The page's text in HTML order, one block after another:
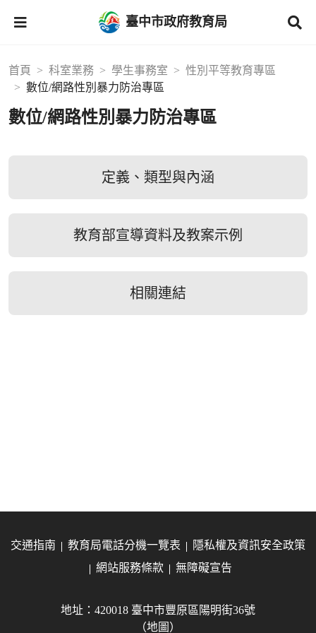
臺中市政府教育局
首頁 科室業務 學生事務室
性別平等教育專區
數位/網路性別暴力防治專區
數位/網路性別暴力防治專區
定義、類型與內涵
教育部宣導資料及教案示例
相關連結
交通指南 教育局電話分機一覽表
隱私權及資訊安全政策
網站服務條款
無障礙宣告
地址：420018 臺中市豐原區陽明街36號
（地圖）